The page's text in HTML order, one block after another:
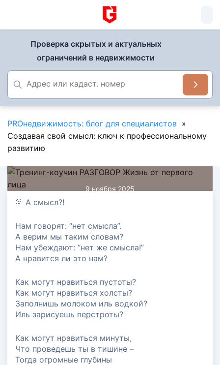
Проверка скрытых и актуальных
ограничений в недвижимости
PROнедвижимость: блог для специалистов »
Создавая свой смысл: ключ к профессиональному
развитию
9 ноября 2025
Создавая свой смысл: ключ к
профессиональному развитию
#мероприятия#полезные сервисы
🫥 А смысл?!
Нам говорят: “нет смысла”.
А верим мы таким словам?
Нам убеждают: “нет же смысла!”
А нравится ли это нам?
Как могут нравиться пусто‌ты?
Как могут нравиться холсты?
Заполнишь молоком иль водкой?
Иль зарисуешь перстроты‌?
Как могут нравиться минуты,
Что проведешь ты в тишине –
Тогда огромные глубины